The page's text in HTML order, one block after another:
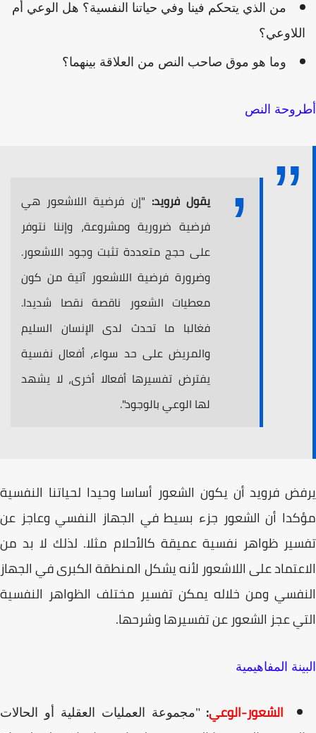
من الذي يتحكم فينا وفي حياتنا النفسية؟ هل الوعي أم
وما هو موق صاحب النص من العلاقة بينهما؟
النص
يقول فرويد:"إن فرضية اللاشعور هي
فرضية ضرورية ومشروعة، وإننا نتوفر
على حجج متعددة تثبت وجود اللاشعور.
وضرورة فرضية اللاشعور آتية من كون
معطيات الشعور ناقصة نقصا شديدا.
فغالبا ما تحدث لدى الإنسان السليم
والمريض على حد سواء، أفعال نفسية
يفترض تفسيرها أفعالا أخرى، لا يشهد
لها الوعي بالوجود".
فرويد أن يكون الشعور أساسا وحيدا لحياتنا النفسية
أن الشعور جزء بسيط في الجهاز النفسي وعاجز عن
ظواهر نفسية عميقة كالأحلام مثلا. لذلك لا بد من
على اللاشعور لأنه يشكل المنطقة الكبرى في الجهاز
ومن خلاله يمكن تفسير مختلف الظواهر النفسية
عجز الشعور عن تفسيرها وشرحها.
المفاهيمية
الشعور-الوعي:"مجموعة العمليات العقلية أو الحالات